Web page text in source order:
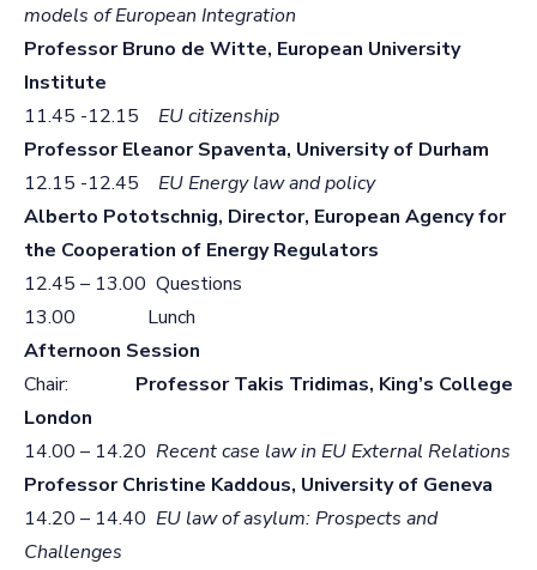
models of European Integration
Professor Bruno de Witte, European University
Institute
11.45 -12.15
EU citizenship
Professor Eleanor Spaventa, University of Durham
12.15 -12.45
EU Energy law and policy
Alberto Pototschnig, Director, European Agency for
the Cooperation of Energy Regulators
12.45 – 13.00 Questions
13.00 Lunch
Afternoon Session
Chair: Professor Takis Tridimas, King’s College
London
14.00 – 14.20 Recent case law in EU External Relations
Professor Christine Kaddous, University of Geneva
14.20 – 14.40 EU law of asylum: Prospects and
Challenges